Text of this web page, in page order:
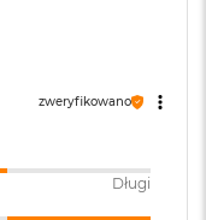
zweryfikowano
Długi